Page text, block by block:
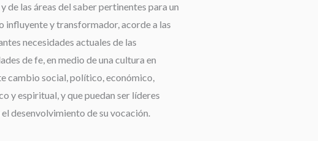
de las áreas del saber pertinentes para un
influyente y transformador, acorde a las
necesidades actuales de las
de fe, en medio de una cultura en
cambio social, político, económico,
y espiritual, y que puedan ser líderes
desenvolvimiento de su vocación.